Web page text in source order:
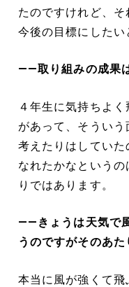
たのですけれど、
今後の目標にしたい
――取り組みの成果
４年生に気持ちよ
があって、そうい
考えたりはしてい
なれたかなという
りではあります。
――きょうは天気で
うのですがそのあ
本当に風が強くて